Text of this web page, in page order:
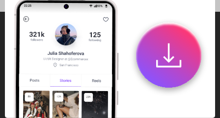
InstaPie
Смотри Stories и
скачивай Reels без
ограничений!